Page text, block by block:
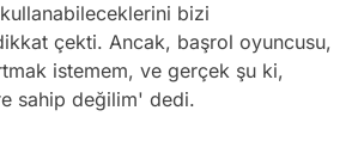
bizi
çekti. Ancak, başrol oyuncusu,
istemem, ve gerçek şu ki,
sahip değilim' dedi.